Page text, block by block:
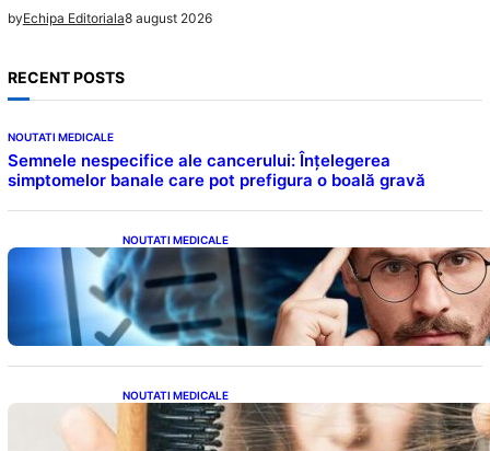
byEchipa Editoriala8 august 2026
RECENT POSTS
NOUTATI MEDICALE
Semnele nespecifice ale cancerului: Înțelegerea
simptomelor banale care pot prefigura o boală gravă
NOUTATI MEDICALE
Inteligența dincolo de note: Semnele unui IQ
ridicat care nu țin de școală
NOUTATI MEDICALE
Semnele unei deficiențe de proteine:
Impactul asupra sănătății tale